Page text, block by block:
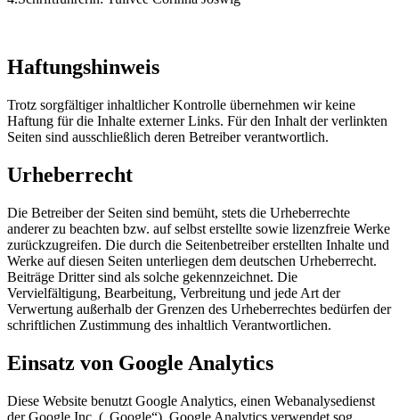
Haftungshinweis
Trotz sorgfältiger inhaltlicher Kontrolle übernehmen wir keine
Haftung für die Inhalte externer Links. Für den Inhalt der verlinkten
Seiten sind ausschließlich deren Betreiber verantwortlich.
Urheberrecht
Die Betreiber der Seiten sind bemüht, stets die Urheberrechte
anderer zu beachten bzw. auf selbst erstellte sowie lizenzfreie Werke
zurückzugreifen. Die durch die Seitenbetreiber erstellten Inhalte und
Werke auf diesen Seiten unterliegen dem deutschen Urheberrecht.
Beiträge Dritter sind als solche gekennzeichnet. Die
Vervielfältigung, Bearbeitung, Verbreitung und jede Art der
Verwertung außerhalb der Grenzen des Urheberrechtes bedürfen der
schriftlichen Zustimmung des inhaltlich Verantwortlichen.
Einsatz von Google Analytics
Diese Website benutzt Google Analytics, einen Webanalysedienst
der Google Inc. („Google“). Google Analytics verwendet sog.